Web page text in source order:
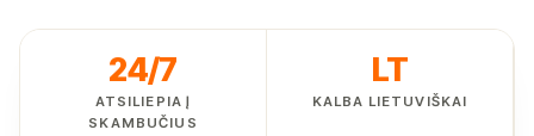
24/7
ATSILIEPIA Į
SKAMBUČIUS
LT
KALBA LIETUVIŠKAI